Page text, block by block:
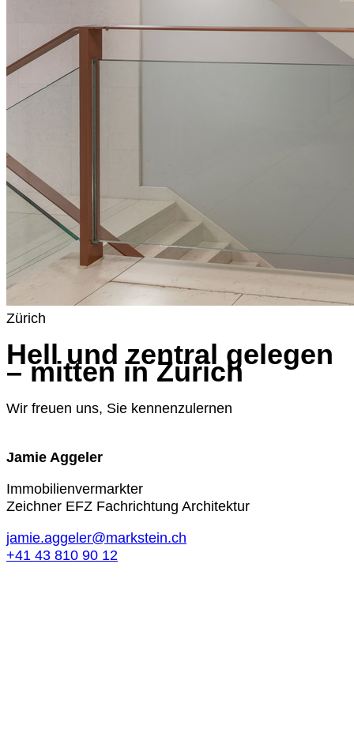
Zürich
Hell und zentral gelegen
– mitten in Zürich
Wir freuen uns, Sie kennenzulernen
Jamie Aggeler
Immobilienvermarkter
Zeichner EFZ Fachrichtung Architektur
jamie.aggeler@markstein.ch
+41 43 810 90 12